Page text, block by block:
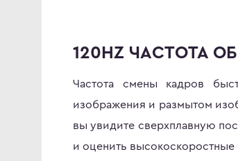
120HZ ЧАСТОТА
Частота смены кадров
изображения и размытом
вы увидите сверхплавную
и оценить высокоскоростные